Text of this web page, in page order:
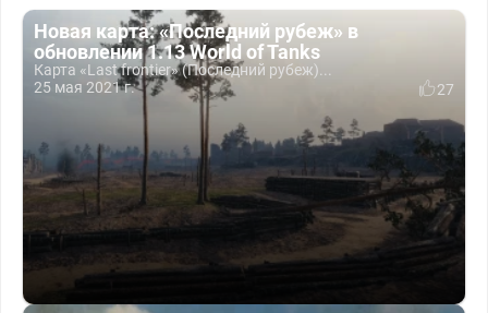
Новая карта: «Последний рубеж» в
обновлении 1.13 World of Tanks
Карта «Last frontier» (Последний рубеж)...
25 мая 2021 г.
27